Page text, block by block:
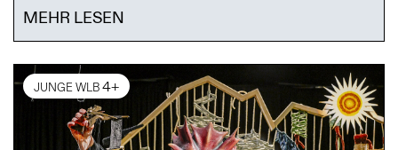
MEHR LESEN
JUNGE WLB4+